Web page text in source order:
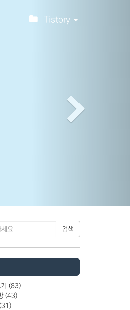
Tistory
검색
(83)
(43)
(31)